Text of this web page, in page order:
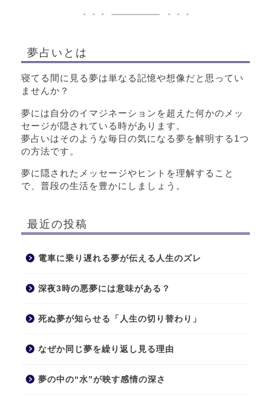
夢占いとは
寝てる間に見る夢は単なる記憶や想像だと思ってい
ませんか？
夢には自分のイマジネーションを超えた何かのメッ
セージが隠されている時があります。
夢占いはそのような毎日の気になる夢を解明する1つ
の方法です。
夢に隠されたメッセージやヒントを理解すること
で、普段の生活を豊かにしましょう。
最近の投稿
電車に乗り遅れる夢が伝える人生のズレ
深夜3時の悪夢には意味がある？
死ぬ夢が知らせる「人生の切り替わり」
なぜか同じ夢を繰り返し見る理由
夢の中の“水”が映す感情の深さ